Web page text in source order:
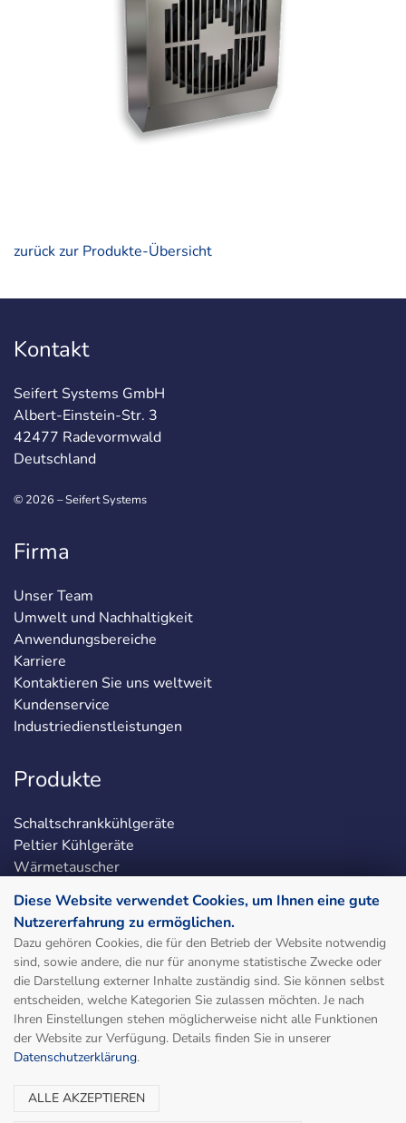
zurück zur Produkte-Übersicht
Kontakt
Seifert Systems GmbH
Albert-Einstein-Str. 3
42477 Radevormwald
Deutschland
© 2026 – Seifert Systems
Firma
Unser Team
Umwelt und Nachhaltigkeit
Anwendungsbereiche
Karriere
Kontaktieren Sie uns weltweit
Kundenservice
Industriedienstleistungen
Produkte
Schaltschrankkühlgeräte
Peltier Kühlgeräte
Wärmetauscher
Schaltschrankheizungen
Schaltschrankzubehör
LED-Schaltschrankleuchten
Social & Legal
Seitenübersicht
Allgemeine Geschäftsbedingungen
Diese Website verwendet Cookies, um Ihnen eine gute
Nutzererfahrung zu ermöglichen.
Dazu gehören Cookies, die für den Betrieb der Website notwendig
sind, sowie andere, die nur für anonyme statistische Zwecke oder
die Darstellung externer Inhalte zuständig sind. Sie können selbst
entscheiden, welche Kategorien Sie zulassen möchten. Je nach
Ihren Einstellungen stehen möglicherweise nicht alle Funktionen
der Website zur Verfügung. Details finden Sie in unserer
Datenschutzerklärung.
ALLE AKZEPTIEREN